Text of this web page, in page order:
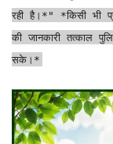
रही है।*" *किसी भी
की जानकारी तत्काल
सके।*